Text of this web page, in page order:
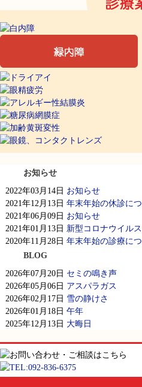
お知らせ
2022年03月14日 お知らせ
2021年12月13日 年末年始の休診に
2021年06月09日 お知らせ
2021年01月13日 新型コロナウイル
2020年11月28日 年末年始の診療に
BLOG
2026年07月20日 セミの鳴き声
2026年05月06日 アスパラガス
2026年02月17日 雪の静けさ
2026年01月18日 午年
2025年12月13日 大晦日